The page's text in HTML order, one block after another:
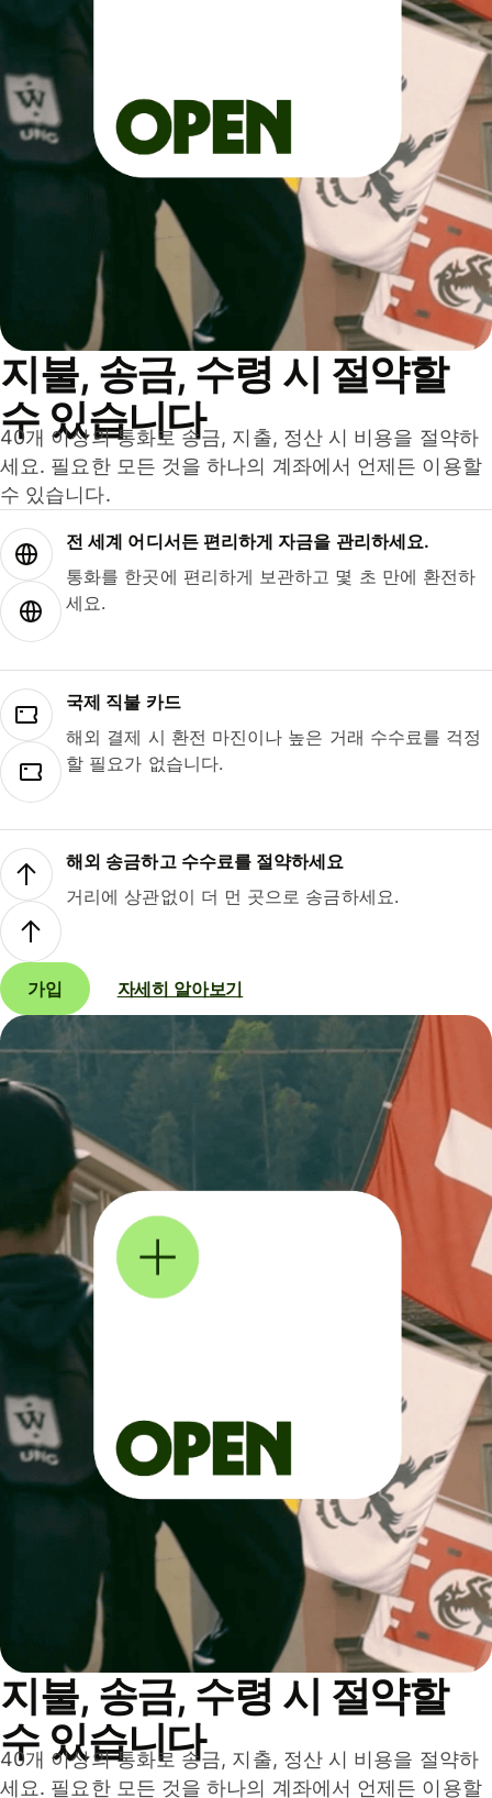
지불, 송금, 수령 시 절약할
수 있습니다
40개 이상의 통화로 송금, 지출, 정산 시 비용을 절약하
세요. 필요한 모든 것을 하나의 계좌에서 언제든 이용할
수 있습니다.
전 세계 어디서든 편리하게 자금을 관리하세요.
통화를 한곳에 편리하게 보관하고 몇 초 만에 환전하
세요.
국제 직불 카드
해외 결제 시 환전 마진이나 높은 거래 수수료를 걱정
할 필요가 없습니다.
해외 송금하고 수수료를 절약하세요
거리에 상관없이 더 먼 곳으로 송금하세요.
가입 자세히 알아보기
지불, 송금, 수령 시 절약할
수 있습니다
40개 이상의 통화로 송금, 지출, 정산 시 비용을 절약하
세요. 필요한 모든 것을 하나의 계좌에서 언제든 이용할